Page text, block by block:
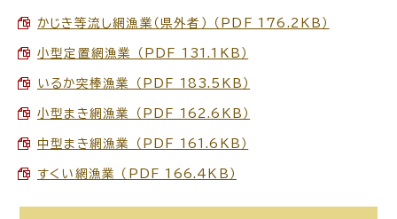
かじき等流し網漁業（県外者） （PDF 176.2KB）
小型定置網漁業 （PDF 131.1KB）
いるか突棒漁業 （PDF 183.5KB）
小型まき網漁業 （PDF 162.6KB）
中型まき網漁業 （PDF 161.6KB）
すくい網漁業 （PDF 166.4KB）